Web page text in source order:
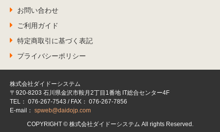
お問い合わせ
ご利用ガイド
特定商取引に基づく表記
プライバシーポリシー
株式会社ダイドーシステム
〒920-8203 石川県金沢市鞍月2丁目1番地 IT総合センター4F
TEL： 076-267-7543 / FAX： 076-267-7856
E-mail： spweb@daidojp.com
COPYRIGHT © 株式会社ダイドーシステム All rights Reserved.